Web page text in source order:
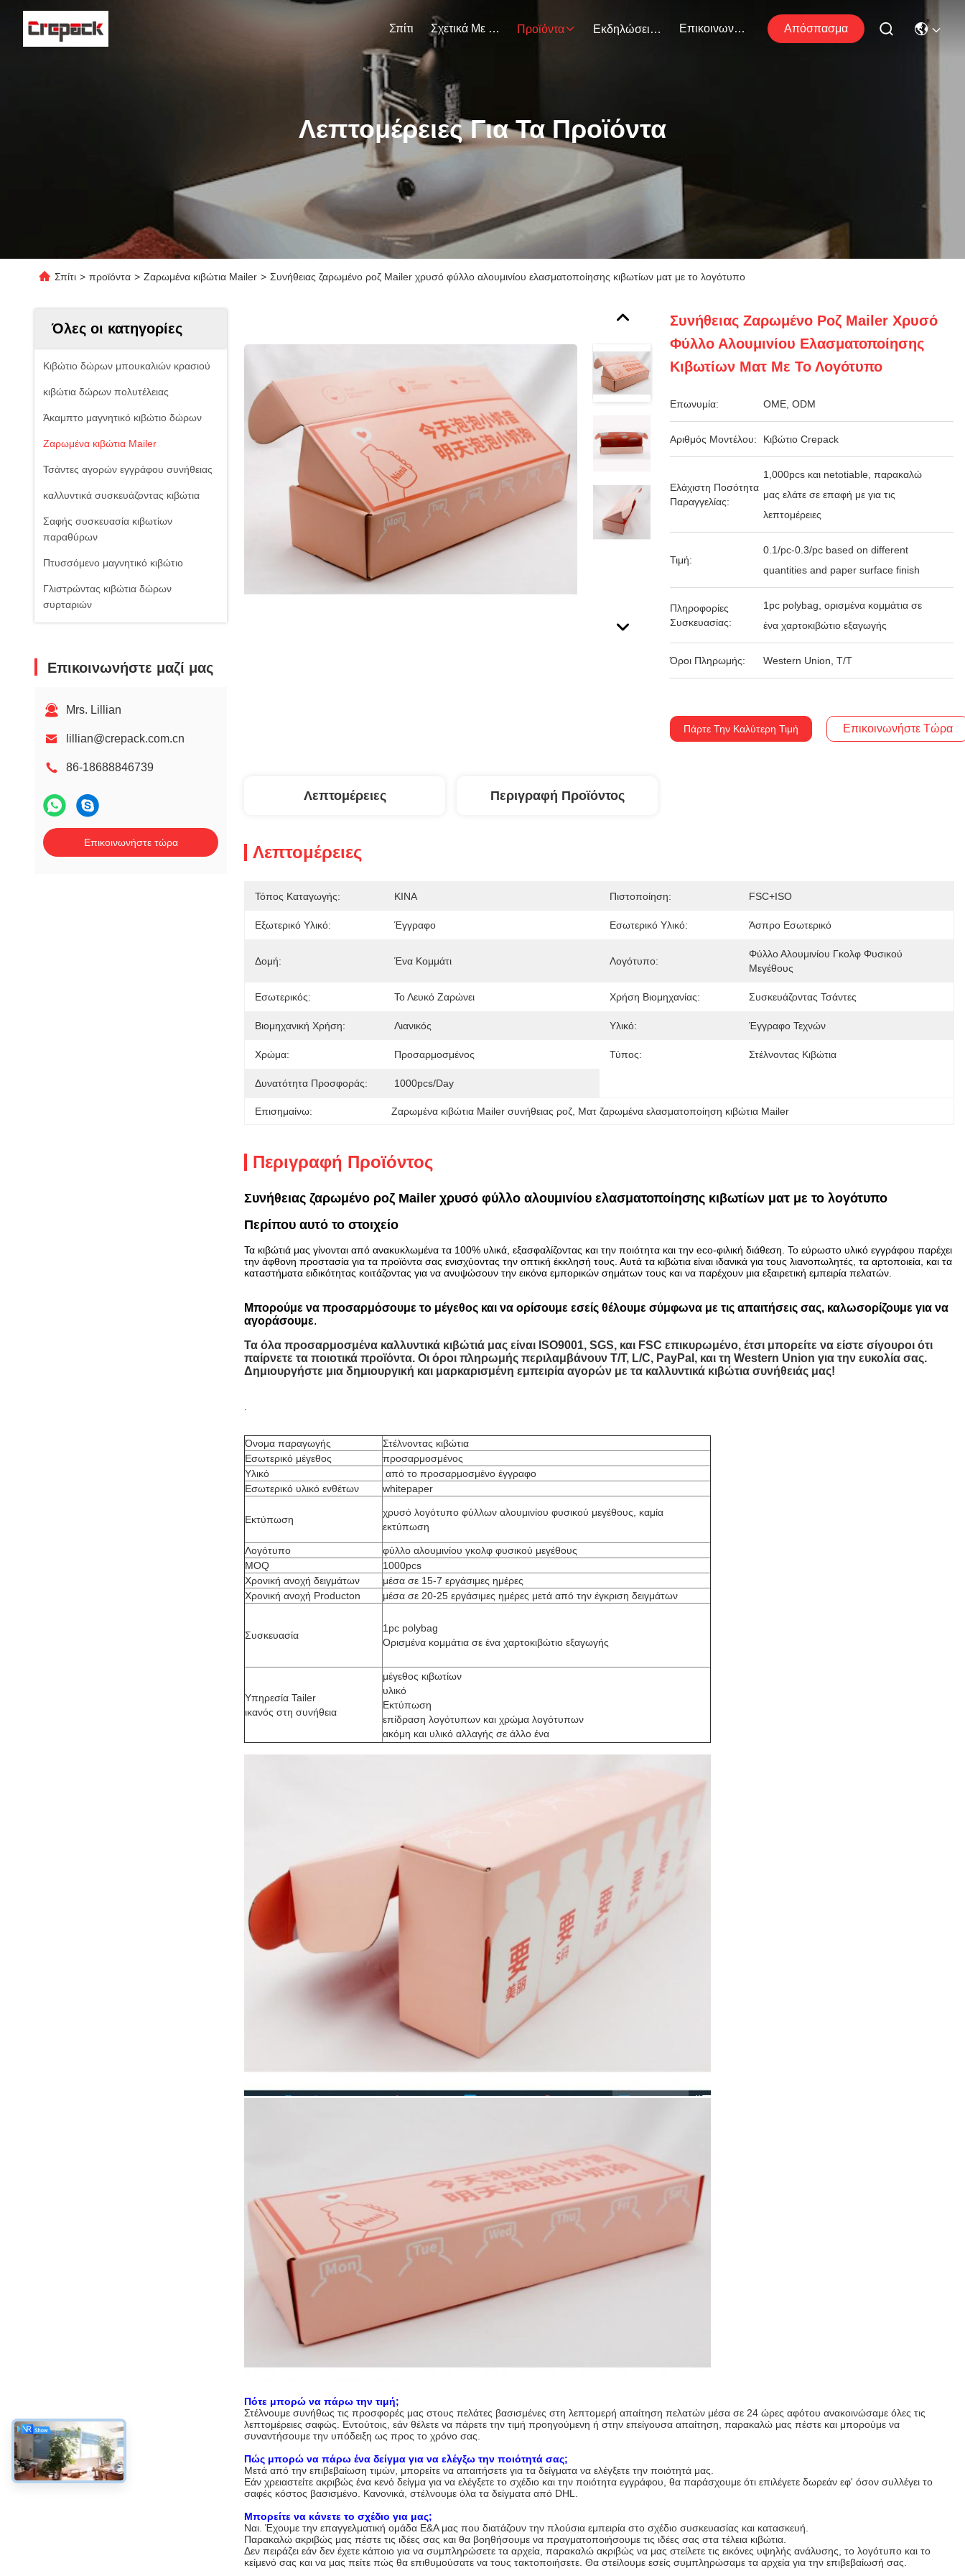
Σπίτι Σχετικά Με Εμάς Προϊόντα Εκδηλώσεις Επικοινωνήστε Μαζί Μας Απόσπασμα
Λεπτομέρειες Για Τα Προϊόντα
Σπίτι > προϊόντα > Ζαρωμένα κιβώτια Mailer > Συνήθειας ζαρωμένο ροζ Mailer χρυσό φύλλο αλουμινίου ελασματοποίησης κιβωτίων ματ με το λογότυπο
Όλες οι κατηγορίες
Κιβώτιο δώρων μπουκαλιών κρασιού
κιβώτια δώρων πολυτέλειας
Άκαμπτο μαγνητικό κιβώτιο δώρων
Ζαρωμένα κιβώτια Mailer
Τσάντες αγορών εγγράφου συνήθειας
καλλυντικά συσκευάζοντας κιβώτια
Σαφής συσκευασία κιβωτίων
παραθύρων
Πτυσσόμενο μαγνητικό κιβώτιο
Γλιστρώντας κιβώτια δώρων
συρταριών
Επικοινωνήστε μαζί μας
Mrs. Lillian
lillian@crepack.com.cn
86-18688846739
Επικοινωνήστε τώρα
Συνήθειας Ζαρωμένο Ροζ Mailer Χρυσό
Φύλλο Αλουμινίου Ελασματοποίησης
Κιβωτίων Ματ Με Το Λογότυπο
Επωνυμία: OME, ODM
Αριθμός Μοντέλου: Κιβώτιο Crepack
Ελάχιστη Ποσότητα
Παραγγελίας:
1,000pcs και netotiable, παρακαλώ
μας ελάτε σε επαφή με για τις
λεπτομέρειες
Τιμή:
0.1/pc-0.3/pc based on different
quantities and paper surface finish
Πληροφορίες
Συσκευασίας:
1pc polybag, ορισμένα κομμάτια σε
ένα χαρτοκιβώτιο εξαγωγής
Όροι Πληρωμής: Western Union, T/T
Πάρτε Την Καλύτερη Τιμή Επικοινωνήστε Τώρα
Λεπτομέρειες Περιγραφή Προϊόντος
Λεπτομέρειες
Τόπος Καταγωγής: ΚΙΝΑ Πιστοποίηση: FSC+ISO
Εξωτερικό Υλικό: Έγγραφο Εσωτερικό Υλικό: Άσπρο Εσωτερικό
Δομή: Ένα Κομμάτι Λογότυπο:
Φύλλο Αλουμινίου Γκολφ Φυσικού
Μεγέθους
Εσωτερικός: Το Λευκό Ζαρώνει Χρήση Βιομηχανίας: Συσκευάζοντας Τσάντες
Βιομηχανική Χρήση: Λιανικός Υλικό: Έγγραφο Τεχνών
Χρώμα: Προσαρμοσμένος Τύπος: Στέλνοντας Κιβώτια
Δυνατότητα Προσφοράς: 1000pcs/day
Επισημαίνω: Ζαρωμένα κιβώτια Mailer συνήθειας ροζ, Ματ ζαρωμένα ελασματοποίηση κιβώτια Mailer
Περιγραφή Προϊόντος
Συνήθειας ζαρωμένο ροζ Mailer χρυσό φύλλο αλουμινίου ελασματοποίησης κιβωτίων ματ με το λογότυπο
Περίπου αυτό το στοιχείο
Τα κιβώτιά μας γίνονται από ανακυκλωμένα τα 100% υλικά, εξασφαλίζοντας και την ποιότητα και την eco-φιλική διάθεση. Το εύρωστο υλικό εγγράφου παρέχει
την άφθονη προστασία για τα προϊόντα σας ενισχύοντας την οπτική έκκλησή τους. Αυτά τα κιβώτια είναι ιδανικά για τους λιανοπωλητές, τα αρτοποιεία, και τα
καταστήματα ειδικότητας κοιτάζοντας για να ανυψώσουν την εικόνα εμπορικών σημάτων τους και να παρέχουν μια εξαιρετική εμπειρία πελατών.
Μπορούμε να προσαρμόσουμε το μέγεθος και να ορίσουμε εσείς θέλουμε σύμφωνα με τις απαιτήσεις σας, καλωσορίζουμε για να
αγοράσουμε.
Τα όλα προσαρμοσμένα καλλυντικά κιβώτιά μας είναι ISO9001, SGS, και FSC επικυρωμένο, έτσι μπορείτε να είστε σίγουροι ότι
παίρνετε τα ποιοτικά προϊόντα. Οι όροι πληρωμής περιλαμβάνουν T/T, L/C, PayPal, και τη Western Union για την ευκολία σας.
Δημιουργήστε μια δημιουργική και μαρκαρισμένη εμπειρία αγορών με τα καλλυντικά κιβώτια συνήθειάς μας!
Όνομα παραγωγής
Στέλνοντας κιβώτια
Εσωτερικό μέγεθος
προσαρμοσμένος
Υλικό
από το προσαρμοσμένο έγγραφο
Εσωτερικό υλικό ενθέτων
whitepaper
Εκτύπωση
χρυσό λογότυπο φύλλων αλουμινίου φυσικού μεγέθους, καμία
εκτύπωση
Λογότυπο
φύλλο αλουμινίου γκολφ φυσικού μεγέθους
MOQ
1000pcs
Χρονική ανοχή δειγμάτων
μέσα σε 15-7 εργάσιμες ημέρες
Χρονική ανοχή Producton
μέσα σε 20-25 εργάσιμες ημέρες μετά από την έγκριση δειγμάτων
Συσκευασία
1pc polybag
Ορισμένα κομμάτια σε ένα χαρτοκιβώτιο εξαγωγής
Υπηρεσία Tailer
ικανός στη συνήθεια
μέγεθος κιβωτίων
υλικό
Εκτύπωση
επίδραση λογότυπων και χρώμα λογότυπων
ακόμη και υλικό αλλαγής σε άλλο ένα
Πότε μπορώ να πάρω την τιμή;
Στέλνουμε συνήθως τις προσφορές μας στους πελάτες βασισμένες στη λεπτομερή απαίτηση πελατών μέσα σε 24 ώρες αφότου ανακοινώσαμε όλες τις
λεπτομέρειες σαφώς. Εντούτοις, εάν θέλετε να πάρετε την τιμή προηγούμενη ή στην επείγουσα απαίτηση, παρακαλώ μας πέστε και μπορούμε να
συναντήσουμε την υπόδειξη ως προς το χρόνο σας.
Πώς μπορώ να πάρω ένα δείγμα για να ελέγξω την ποιότητά σας;
Μετά από την επιβεβαίωση τιμών, μπορείτε να απαιτήσετε για τα δείγματα να ελέγξετε την ποιότητά μας.
Εάν χρειαστείτε ακριβώς ένα κενό δείγμα για να ελέγξετε το σχέδιο και την ποιότητα εγγράφου, θα παράσχουμε ότι επιλέγετε δωρεάν εφ' όσον συλλέγει το
σαφές κόστος βασισμένο. Κανονικά, στέλνουμε όλα τα δείγματα από DHL.
Μπορείτε να κάνετε το σχέδιο για μας;
Ναι. Έχουμε την επαγγελματική ομάδα Ε&Α μας που διατάζουν την πλούσια εμπειρία στο σχέδιο συσκευασίας και κατασκευή.
Παρακαλώ ακριβώς μας πέστε τις ιδέες σας και θα βοηθήσουμε να πραγματοποιήσουμε τις ιδέες σας στα τέλεια κιβώτια.
Δεν πειράζει εάν δεν έχετε κάποιο για να συμπληρώσετε τα αρχεία, παρακαλώ ακριβώς να μας στείλετε τις εικόνες υψηλής ανάλυσης, το λογότυπο και το
κείμενό σας και να μας πείτε πώς θα επιθυμούσατε να τους τακτοποιήσετε. Θα στείλουμε εσείς συμπληρώσαμε τα αρχεία για την επιβεβαίωσή σας.